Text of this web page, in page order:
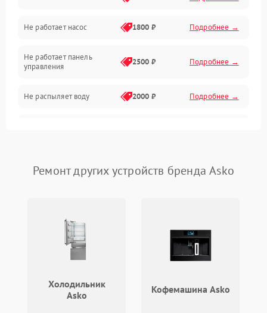
Вода
Гигиена
Не работает насос 1800 ₽ Подробнее →
Не работает панель
управления
2500 ₽ Подробнее →
Не распыляет воду 2000 ₽ Подробнее →
Проблемы с набором
воды
1800 ₽ Подробнее →
Сбои в работе таймера Подробнее →
Ремонт других устройств бренда Asko
Холодильник
Asko
Кофемашина Asko